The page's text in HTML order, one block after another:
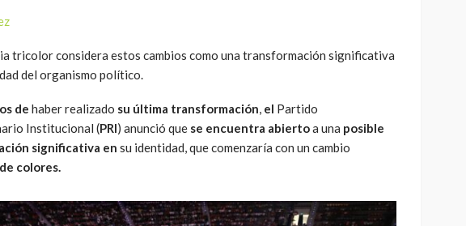
tricolor considera estos cambios como una transformación significativa
del organismo político.
de haber realizado su última transformación, el Partido
Institucional (PRI) anunció que se encuentra abiertoa una posible
significativa en su identidad, que comenzaría con un cambio
colores.